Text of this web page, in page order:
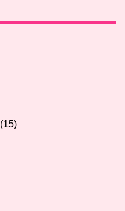
(15)